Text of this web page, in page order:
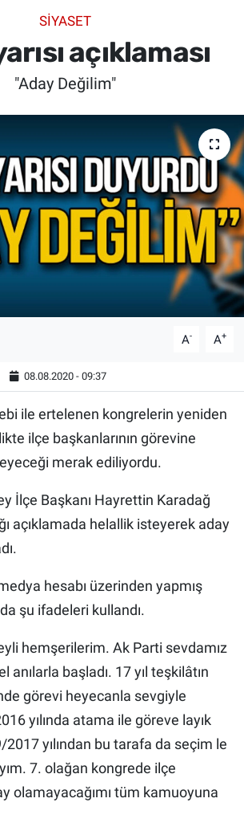
SİYASET
açıklaması
"Aday Değilim"
A- A+
08.08.2020 - 09:37
ile ertelenen kongrelerin yeniden
ilçe başkanlarının görevine
merak ediliyordu.
İlçe Başkanı Hayrettin Karadağ
açıklamada helallik isteyerek aday
hesabı üzerinden yapmış
şu ifadeleri kullandı.
hemşerilerim. Ak Parti sevdamız
anılarla başladı. 17 yıl teşkilâtın
görevi heyecanla sevgiyle
yılında atama ile göreve layık
yılından bu tarafa da seçim le
7. olağan kongrede ilçe
olamayacağımı tüm kamuoyuna